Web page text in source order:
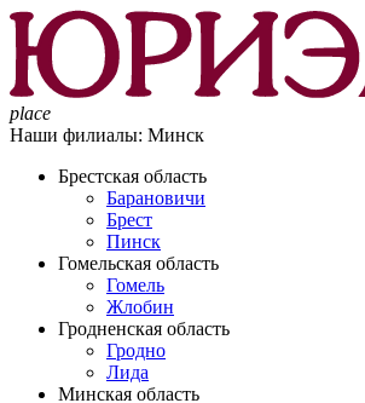
place
Наши филиалы: Минск
Брестская область
Барановичи
Брест
Пинск
Гомельская область
Гомель
Жлобин
Гродненская область
Гродно
Лида
Минская область